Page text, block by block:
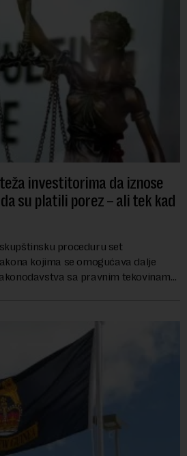
investitorima da iznose
su platili porez – ali tek kad
proceduru set
kojima se omogućava dalje
sa pravnim tekovinama